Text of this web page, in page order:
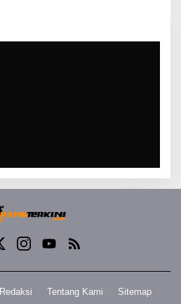
Redaksi Tentang Kami
Sitemap